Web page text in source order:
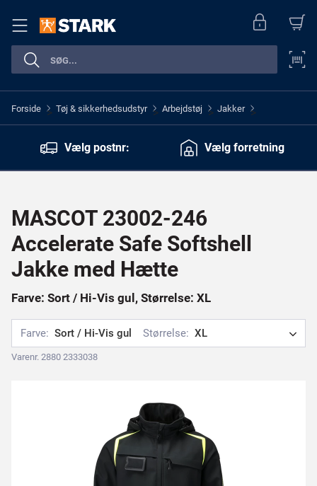
Forside > Tøj & sikkerhedsudstyr > Arbejdstøj > Jakker >
Vælg postnr: Vælg forretning
MASCOT 23002-246
Accelerate Safe Softshell
Jakke med Hætte
Farve: Sort / Hi-Vis gul, Størrelse: XL
Farve: Sort / Hi-Vis gul Størrelse: XL
Varenr. 2880 2333038